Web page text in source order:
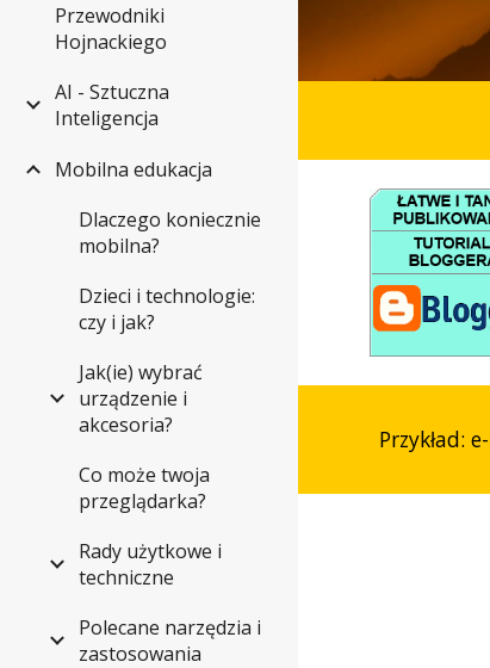
Przewodniki
Hojnackiego
AI - Sztuczna
Inteligencja
Mobilna edukacja
Dlaczego koniecznie
mobilna?
Dzieci i technologie:
czy i jak?
Jak(ie) wybrać
urządzenie i
akcesoria?
Co może twoja
przeglądarka?
Rady użytkowe i
techniczne
Polecane narzędzia i
zastosowania
Przykład: